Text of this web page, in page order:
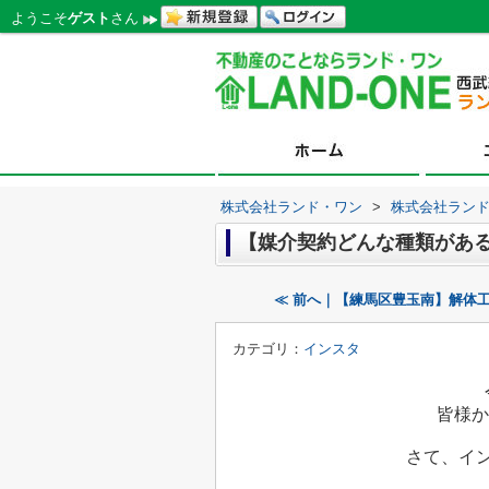
ようこそゲスト さん
株式会社ランド・ワン > 株式会社ラン
【媒介契約どんな種類があ
≪ 前へ｜【練馬区豊玉南】解体
カテゴリ： インスタ
皆様
さて、イ